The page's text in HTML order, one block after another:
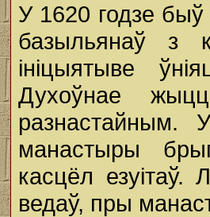
У 1620 годзе
базыльянаў з
ініцыятыве
Духоўнае
разнастайным.
манастыры
касцёл езуітаў.
ведаў, пры